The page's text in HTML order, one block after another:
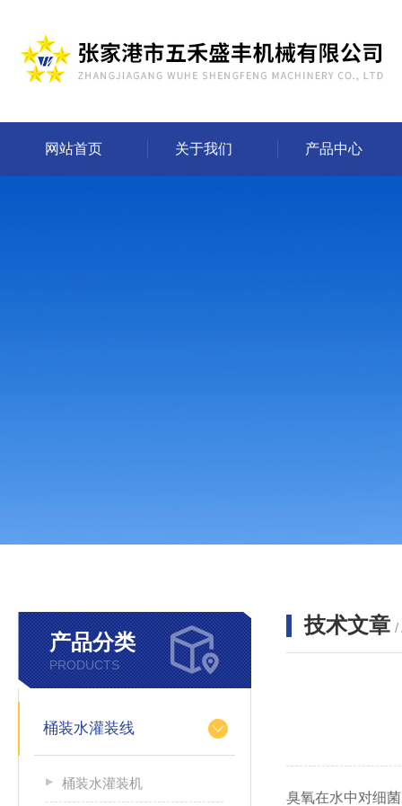
网站首页 关于我们 产品中心
产品分类
PRODUCTS
桶装水灌装线
桶装水灌装机
技术文章 /
臭氧在水中对细